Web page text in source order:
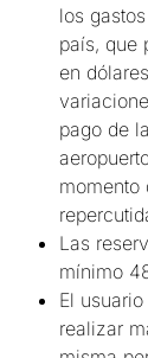
los
país, que
en
pago de
momento
Las
mínimo
El
realizar